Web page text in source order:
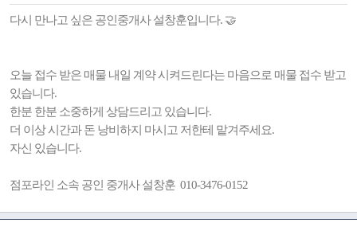
다시 만나고 싶은 공인중개사 설창훈입니다. 🤝
오늘 접수 받은 매물 내일 계약 시켜드린다는 마음으로 매물 접수 받고
있습니다.
한분 한분 소중하게 상담드리고 있습니다.
더 이상 시간과 돈 낭비하지 마시고 저한테 맡겨주세요.
자신 있습니다.
점포라인 소속 공인 중개사 설창훈 010-3476-0152